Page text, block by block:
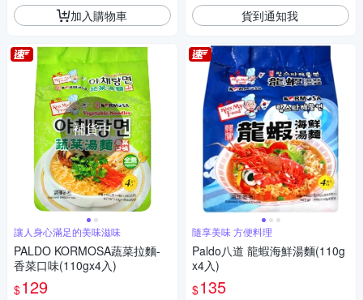
加入購物車
補貨中
讓人身心滿足的美味滋味
PALDO KORMOSA蔬菜拉麵-
香菜口味(110gx4入)
$129
貨到通知我
隨享美味 方便料理
Paldo八道 龍蝦海鮮湯麵(110g
x4入)
$135